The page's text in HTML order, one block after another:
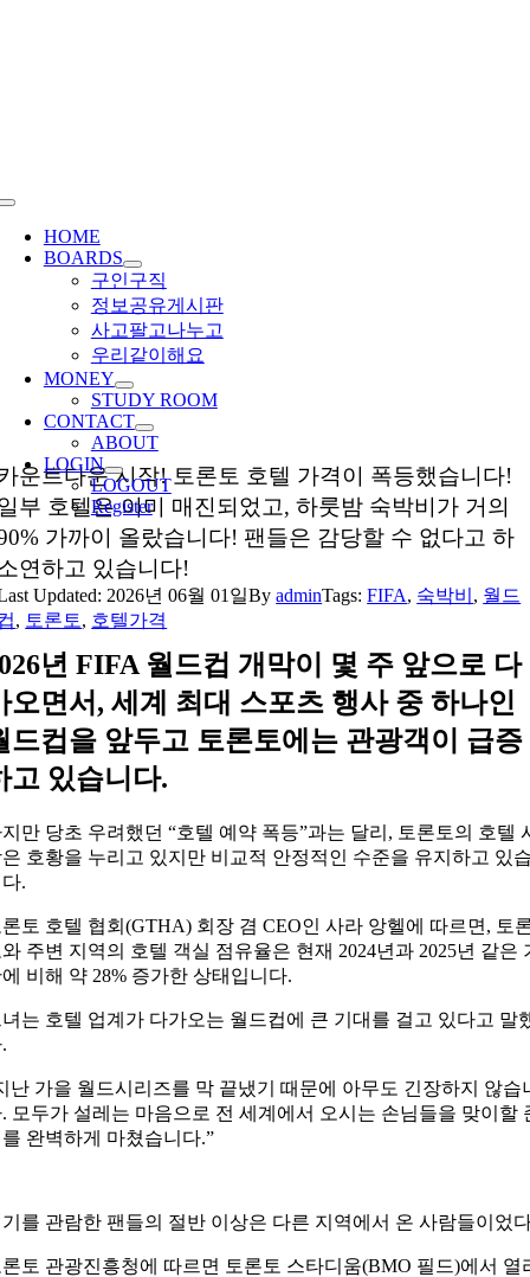
Toggle
Navigation
HOME
BOARDS
구인구직
정보공유게시판
사고팔고나누고
우리같이해요
MONEY
STUDY ROOM
CONTACT
ABOUT
LOGIN
LOGOUT
Register
운트다운 시작! 토론토 호텔 가격이 폭등했습니다!
부 호텔은 이미 매진되었고, 하룻밤 숙박비가 거의
가까이 올랐습니다! 팬들은 감당할 수 없다고 하
연하고 있습니다!
Updated: 2026년 06월 01일ByadminTags:FIFA, 숙박비 , 월드
, 토론토, 호텔가격
년 FIFA 월드컵 개막이 몇 주 앞으로 다
오면서, 세계 최대 스포츠 행사 중 하나인
드컵을 앞두고 토론토에는 관광객이 급증
고 있습니다.
만 당초 우려했던 “호텔 예약 폭등”과는 달리, 토론토의 호텔
호황을 누리고 있지만 비교적 안정적인 수준을 유지하고 있
.
토 호텔 협회(GTHA) 회장 겸 CEO인 사라 앙헬에 따르면, 토
주변 지역의 호텔 객실 점유율은 현재 2024년과 2025년 같은
비해 약 28% 증가한 상태입니다.
는 호텔 업계가 다가오는 월드컵에 큰 기대를 걸고 있다고 말
난 가을 월드시리즈를 막 끝냈기 때문에 아무도 긴장하지 않습
모두가 설레는 마음으로 전 세계에서 오시는 손님들을 맞이할
완벽하게 마쳤습니다.”
를 관람한 팬들의 절반 이상은 다른 지역에서 온 사람들이었
토 관광진흥청에 따르면 토론토 스타디움(BMO 필드)에서 열